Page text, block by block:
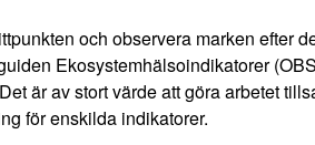
och observera marken efter
Ekosystemhälsoindikatorer
är av stort värde att göra arbetet
för enskilda indikatorer.